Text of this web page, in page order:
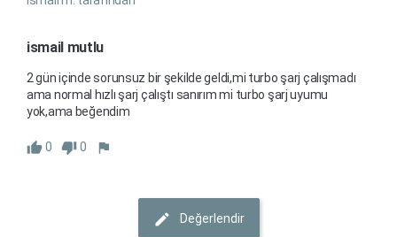
ismail mutlu
2 gün içinde sorunsuz bir şekilde geldi,mi turbo şarj çalışmadı
ama normal hızlı şarj çalıştı sanırım mi turbo şarj uyumu
yok,ama beğendim
0 0
Değerlendir